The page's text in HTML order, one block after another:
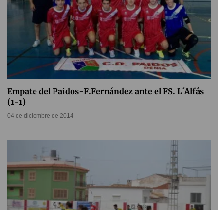
Empate del Paidos-F.Fernández ante el FS. L´Alfás
(1-1)
04 de diciembre de 2014